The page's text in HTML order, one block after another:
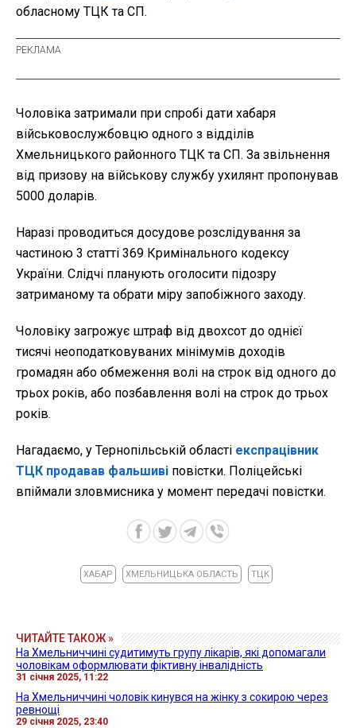
обласному ТЦК та СП.
Чоловіка затримали при спробі дати хабаря
військовослужбовцю одного з відділів
Хмельницького районного ТЦК та СП. За звільнення
від призову на військову службу ухилянт пропонував
5000 доларів.
Наразі проводиться досудове розслідування за
частиною 3 статті 369 Кримінального кодексу
України. Слідчі планують оголосити підозру
затриманому та обрати міру запобіжного заходу.
Чоловіку загрожує штраф від двохсот до однієї
тисячі неоподатковуваних мінімумів доходів
громадян або обмеження волі на строк від одного до
трьох років, або позбавлення волі на строк до трьох
років.
Нагадаємо, у Тернопільській області експрацівник
ТЦК продавав фальшиві повістки. Поліцейські
впіймали зловмисника у момент передачі повістки.
ХАБАР ХМЕЛЬНИЦЬКА ОБЛАСТЬ ТЦК
ЧИТАЙТЕ ТАКОЖ »
На Хмельниччині судитимуть групу лікарів, які допомагали
чоловікам оформлювати фіктивну інвалідність
31 січня 2025, 11:22
На Хмельниччині чоловік кинувся на жінку з сокирою через
ревнощі
29 січня 2025, 23:40